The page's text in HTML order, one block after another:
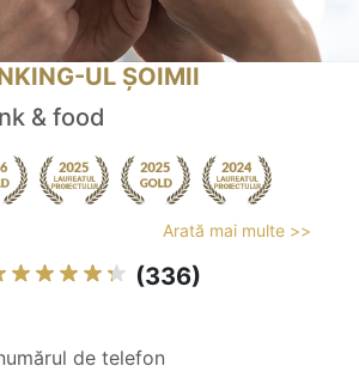
UL ȘOIMII
& food
Arată mai multe >>
(336)
de telefon